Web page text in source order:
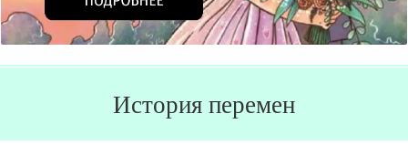
История перемен